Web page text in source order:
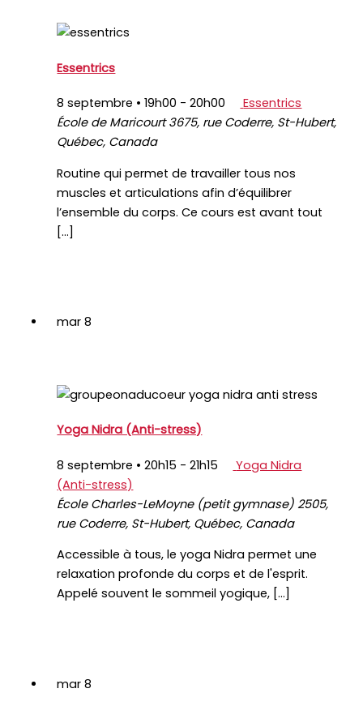
Essentrics
8 septembre • 19h00 -20h00
Essentrics
École de Maricourt3675, rue Coderre, St-Hubert,
Québec, Canada
Routine qui permet de travailler tous nos
muscles et articulations afin d’équilibrer
l’ensemble du corps. Ce cours est avant tout
[…]
mar8
Yoga Nidra (Anti-stress)
8 septembre • 20h15 -21h15
Yoga Nidra
(Anti-stress)
École Charles-LeMoyne (petit gymnase)2505,
rue Coderre, St-Hubert, Québec, Canada
Accessible à tous, le yoga Nidra permet une
relaxation profonde du corps et de l'esprit.
Appelé souvent le sommeil yogique, […]
mar8